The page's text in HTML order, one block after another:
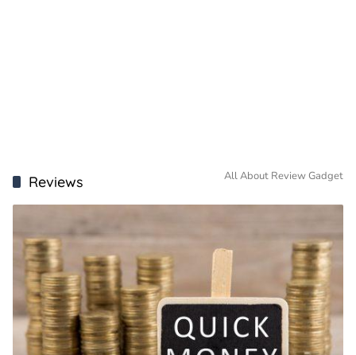
Reviews All About Review Gadget